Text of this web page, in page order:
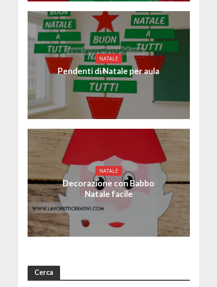
NATALE
Pendenti di Natale per aula
NATALE
Decorazione con Babbo
Natale facile
Cerca